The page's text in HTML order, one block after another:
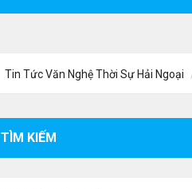
Tin Tức Văn Nghệ Thời Sự Hải Ngoại
TÌM KIẾM